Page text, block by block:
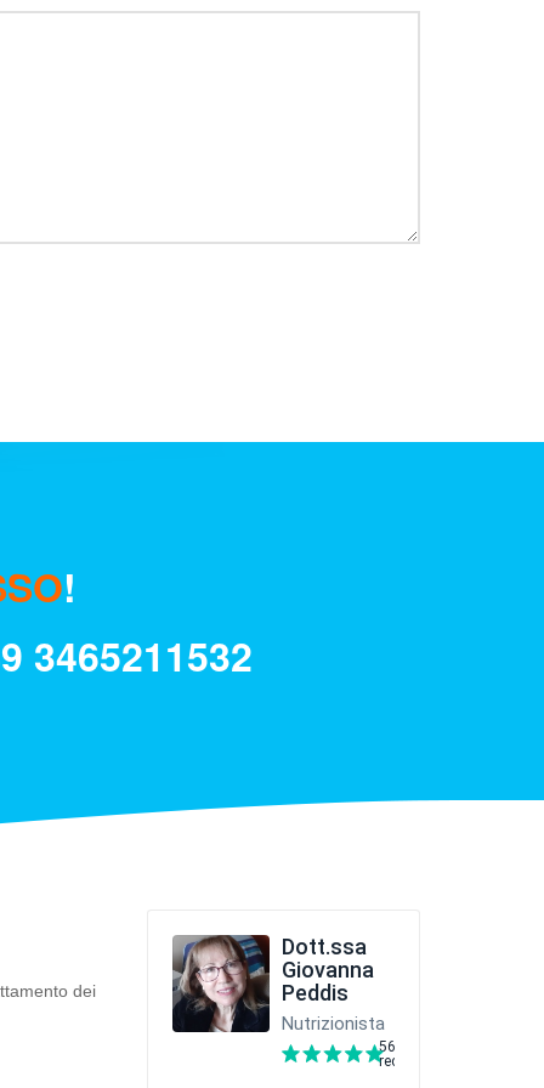
!
3465211532
dei